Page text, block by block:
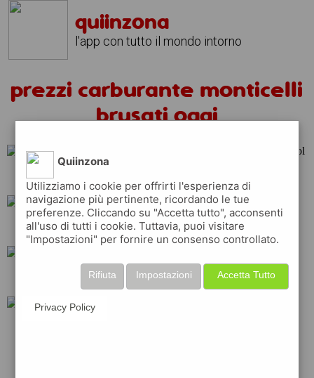
quiinzona
l'app con tutto il mondo intorno
prezzi carburante monticelli
brusati oggi
esso
q8 shell ip
eni api
Quiinzona
Utilizziamo i cookie per offrirti l'esperienza di
navigazione più pertinente, ricordando le tue
preferenze. Cliccando su "Accetta tutto", acconsenti
all'uso di tutti i cookie. Tuttavia, puoi visitare
"Impostazioni" per fornire un consenso controllato.
Accetta Tutto
Impostazioni
Rifiuta
Privacy Policy